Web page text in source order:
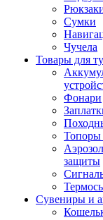
Сумки
Чучела
Товары для
Фонари
защиты
Сувениры и